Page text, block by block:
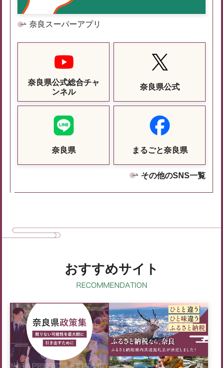
奈良スーパーアプリ
奈良県公式総合チャ
ンネル
奈良県公式
奈良県 まるごと奈良県
その他のSNS一覧
おすすめサイト